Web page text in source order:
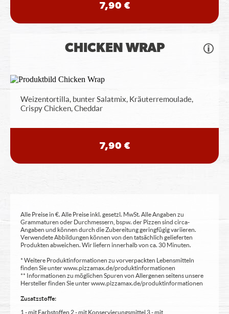
7,90 €
CHICKEN WRAP
Weizentortilla, bunter Salatmix, Kräuterremoulade,
Crispy Chicken, Cheddar
7,90 €
Alle Preise in €. Alle Preise inkl. gesetzl. MwSt. Alle Angaben zu
Grammaturen oder Durchmessern, bspw. der Pizzen sind circa-
Angaben und können durch die Zubereitung geringfügig variieren.
Verwendete Abbildungen können von den tatsächlich gelieferten
Produkten abweichen. Wir liefern innerhalb von ca. 30 Minuten.
* Weitere Produktinformationen zu vorverpackten Lebensmitteln
finden Sie unter www.pizzamax.de/produktinformationen
** Informationen zu möglichen Spuren von Allergenen seitens unsere
Hersteller finden Sie unter www.pizzamax.de/produktinformationen
Zusatzstoffe:
1 - mit Farbstoffen 2 - mit Konservierungsmittel 3 - mit